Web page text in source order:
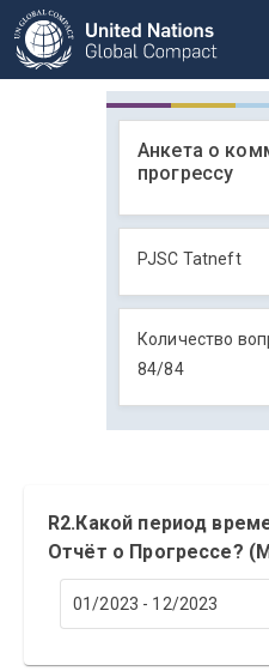
Анкета о
прогрессу
PJSC Tatneft
Количество
84/84
R2.Какой период
Отчёт о Прогрессе?
01/2023 - 12/2023